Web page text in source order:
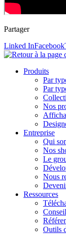
Partager
Linked InFacebook
Produits
Par
Par
Nos
Entreprise
Qui
Nos
Le
Nous
Ressources
Outils